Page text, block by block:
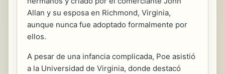
Allan y su esposa en Richmond, Virginia,
aunque nunca fue adoptado formalmente por
ellos.
A pesar de una infancia complicada, Poe asistió
a la Universidad de Virginia, donde destacó